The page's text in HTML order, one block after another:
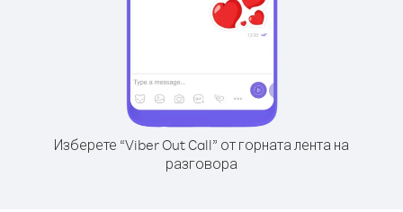
Изберете “Viber Out Call” от горната лента на
разговора